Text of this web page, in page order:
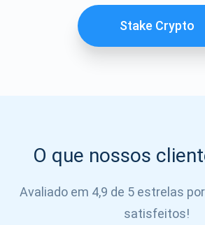
Stake Crypto
O que nossos
Avaliado em 4,9 de 5 estrelas
satisfeitos!
SE
INSCREVER